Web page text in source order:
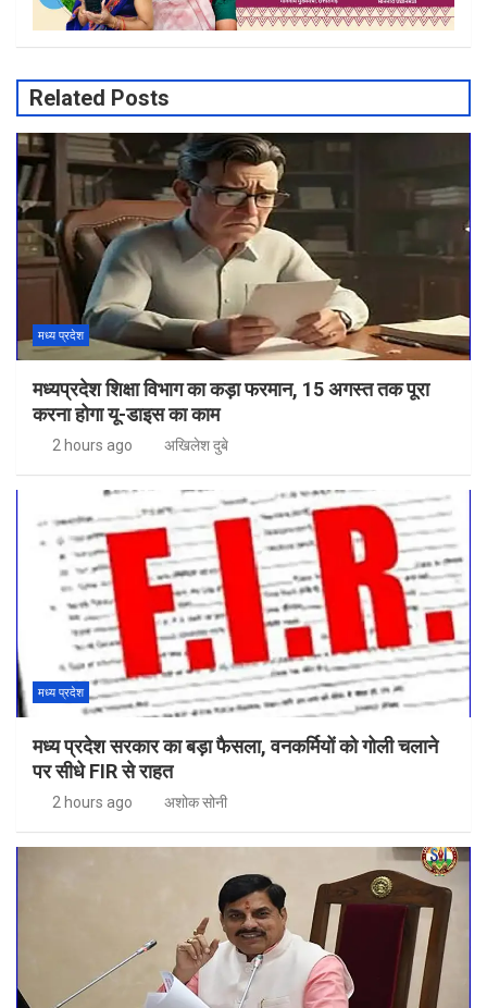
Related Posts
मध्य प्रदेश
मध्यप्रदेश शिक्षा विभाग का कड़ा फरमान, 15 अगस्त तक पूरा
करना होगा यू-डाइस का काम
2 hours ago अखिलेश दुबे
मध्य प्रदेश
मध्य प्रदेश सरकार का बड़ा फैसला, वनकर्मियों को गोली चलाने
पर सीधे FIR से राहत
2 hours ago अशोक सोनी